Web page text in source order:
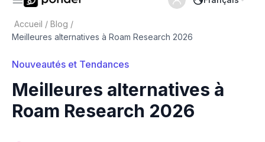
Accueil / Blog /
Meilleures alternatives à Roam Research 2026
Nouveautés et Tendances
Meilleures alternatives à
Roam Research 2026